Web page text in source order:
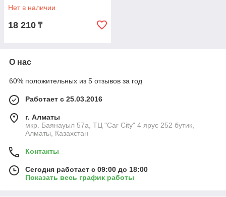
Нет в наличии
18 210 ₸
О нас
60% положительных из 5 отзывов за год
Работает с 25.03.2016
г. Алматы
мкр. Баянауыл 57а, ТЦ "Car Сity" 4 ярус 252 бутик,
Алматы, Казахстан
Контакты
Сегодня работает с 09:00 до 18:00
Показать весь график работы